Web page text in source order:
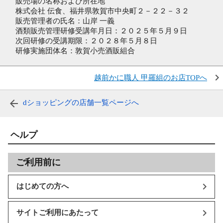
株式会社 伝食、福井県敦賀市中央町２－２２－３２
販売管理者の氏名：山岸 一義
酒類販売管理研修受講年月日：２０２５年５月９日
次回研修の受講期限：２０２８年５月８日
研修実施団体名：敦賀小売酒販組合
越前かに職人 甲羅組のお店TOPへ
dショッピングの店舗一覧ページへ
ヘルプ
ご利用前に
はじめての方へ
サイトご利用にあたって